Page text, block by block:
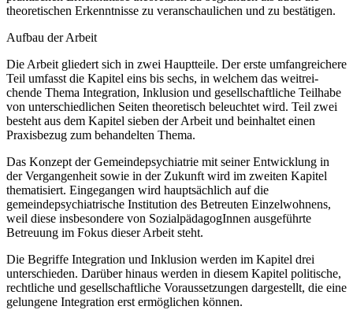
theoretischen Erkennt­nisse zu veranschaulichen und zu bestätigen.
Aufbau der Arbeit
Die Arbeit gliedert sich in zwei Hauptteile. Der erste umfangreichere
Teil umfasst die Ka­pitel eins bis sechs, in welchem das weitrei­
chende Thema Integration, Inklusion und ge­sellschaftliche Teilhabe
von unterschiedlichen Seiten theoretisch beleuchtet wird. Teil zwei
besteht aus dem Kapitel sieben der Arbeit und beinhaltet einen
Praxisbezug zum behan­delten Thema.
Das Konzept der Gemeindepsychiatrie mit seiner Entwicklung in
der Vergangenheit sowie in der Zukunft wird im zweiten Kapitel
thematisiert. Eingegangen wird hauptsächlich auf die
gemeindepsychiatrische Institution des Betreuten Einzelwohnens,
weil diese insbeson­dere von SozialpädagogInnen ausgeführte
Betreuung im Fokus dieser Arbeit steht.
Die Begriffe Integration und Inklusion werden im Kapitel drei
unterschieden. Darüber hin­aus werden in diesem Kapitel politische,
rechtliche und gesellschaftliche Voraussetzungen dargestellt, die eine
gelungene Integration erst ermöglichen können.